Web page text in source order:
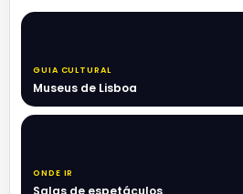
GUIA CULTURAL
Museus de Lisboa
ONDE IR
Salas de espetáculos